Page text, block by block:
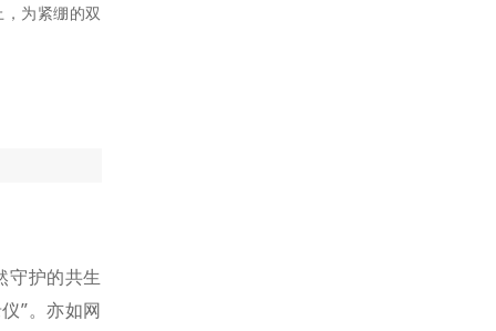
为紧绷的双
守护的共生
”。亦如网